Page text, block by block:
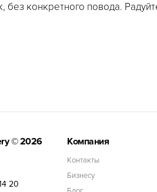
без конкретного повода.
© 2026
20
Компания
Контакты
Бизнесу